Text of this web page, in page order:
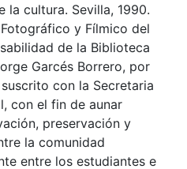
la cultura. Sevilla, 1990.
y Fílmico del
de la Biblioteca
Garcés Borrero, por
con la Secretaria
con el fin de aunar
preservación y
la comunidad
entre los estudiantes e